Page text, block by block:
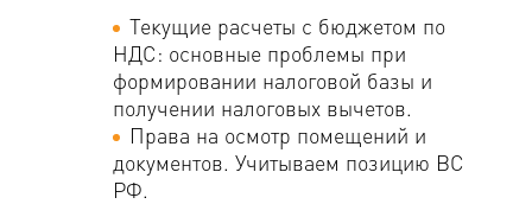
Текущие расчеты с бюджетом по
НДС: основные проблемы при
формировании налоговой базы и
получении налоговых вычетов.
Права на осмотр помещений и
документов. Учитываем позицию ВС
РФ.